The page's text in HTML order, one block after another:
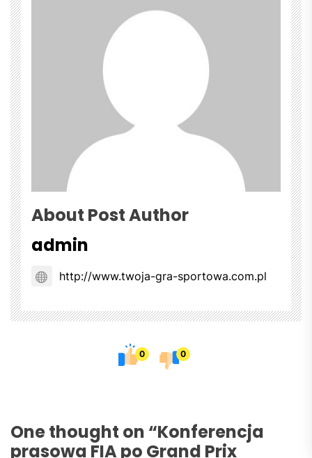
About Post Author
admin
http://www.twoja-gra-sportowa.com.pl
0 0
One thought on “Konferencja
prasowa FIA po Grand Prix